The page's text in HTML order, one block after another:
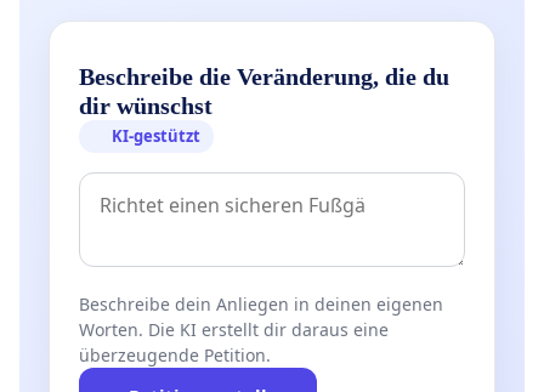
Beschreibe die Veränderung, die du
dir wünschst
KI-gestützt
Beschreibe dein Anliegen in deinen eigenen
Worten. Die KI erstellt dir daraus eine
überzeugende Petition.